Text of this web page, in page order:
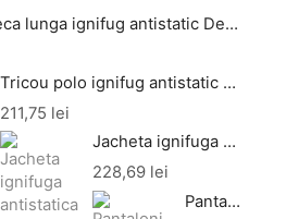
Tricou maneca lunga ignifug antistatic Defender - bleumarin
Tricou polo ignifug antistatic Santana - bleumarin
211,75 lei
Jacheta ignifuga antistatica cruiser - bleumarin
228,69 lei
Pantaloni Ranger, ignifug